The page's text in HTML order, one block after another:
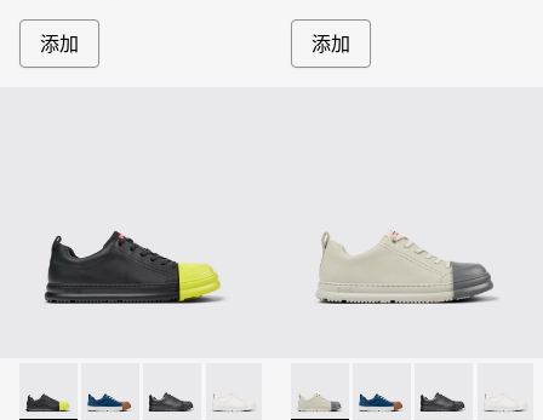
添加 添加
Junction Runner - K100978-002 - 男士黑色皮質運動鞋
Junction Runner - K100978-013
Junction Runner - K100978-012
Junction Runner - K100978-011
Junction Runner - K100978-010
Junction Runner -
Junction Runner
Junction
Junction Runner -
Junction Runner -
Junction